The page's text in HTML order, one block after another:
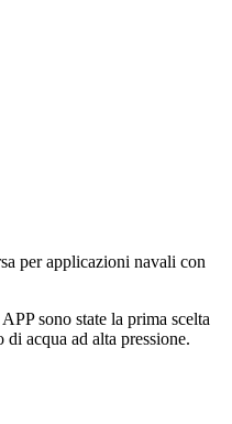
per applicazioni navali con
sono state la prima scelta
acqua ad alta pressione.